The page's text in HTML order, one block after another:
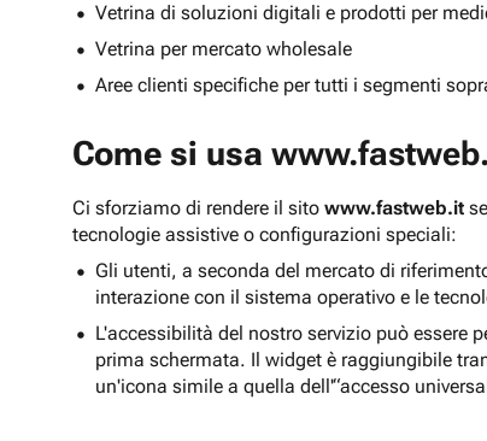
Vetrina di soluzioni digitali e prodotti per
Vetrina per mercato wholesale
Aree clienti specifiche per tutti i segmenti
Come si usa
Ci sforziamo di rendere il sito www.fastweb.it
tecnologie assistive o configurazioni speciali:
Gli utenti, a seconda del mercato di
interazione con il sistema operativo e le
L'accessibilità del nostro servizio può essere
prima schermata. Il widget è raggiungibile
un'icona simile a quella dell'“accesso